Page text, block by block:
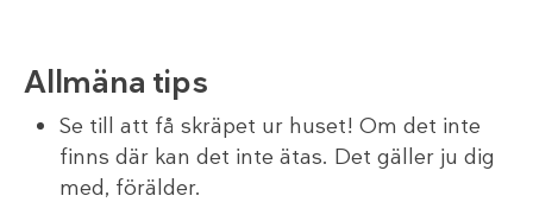
Allmäna tips
Se till att få skräpet ur huset! Om det inte
finns där kan det inte ätas. Det gäller ju dig
med, förälder.